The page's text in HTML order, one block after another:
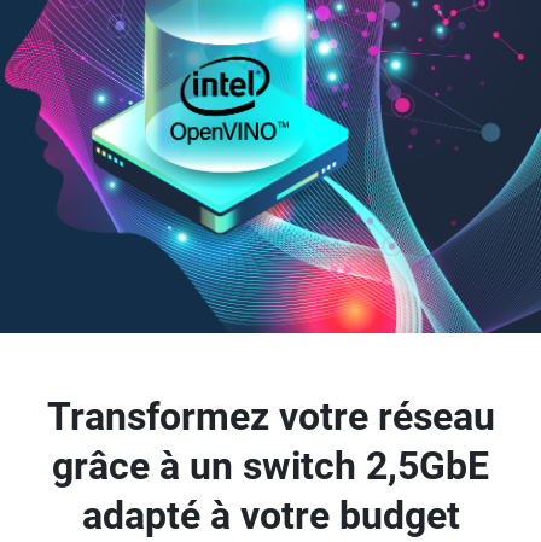
Transformez votre réseau
grâce à un switch 2,5GbE
adapté à votre budget